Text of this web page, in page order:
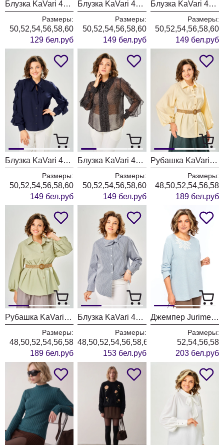
Блузка KaVari 4035 розовый
Размеры:
50,52,54,56,58,60
129 бел.руб
Блузка KaVari 4034-3 бордовый
Размеры:
50,52,54,56,58,60
149 бел.руб
Блузка KaVari 4034-2 олива
Размеры:
50,52,54,56,58,60
149 бел.руб
Блузка KaVari 4034-1 синий
Размеры:
50,52,54,56,58,60
149 бел.руб
Блузка KaVari 4034 черный горох
Размеры:
50,52,54,56,58,60
149 бел.руб
Рубашка KaVari 4033-1 сливочное масло
Размеры:
48,50,52,54,56,58
189 бел.руб
Рубашка KaVari 4033 олива
Размеры:
48,50,52,54,56,58
189 бел.руб
Блузка KaVari 4032 синий + белый
Размеры:
48,50,52,54,56,58,60
153 бел.руб
Джемпер Jurimex West 3564 голубой
Размеры:
52,54,56,58
203 бел.руб